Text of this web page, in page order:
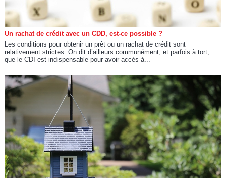
Un rachat de crédit avec un CDD, est-ce possible ?
Les conditions pour obtenir un prêt ou un rachat de crédit sont
relativement strictes. On dit d’ailleurs communément, et parfois à tort,
que le CDI est indispensable pour avoir accès à...